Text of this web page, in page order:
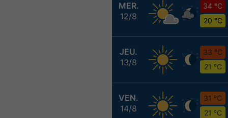
MER.
12/8
34 °C
20 °C
JEU.
13/8
33 °C
21 °C
VEN.
14/8
31 °C
21 °C